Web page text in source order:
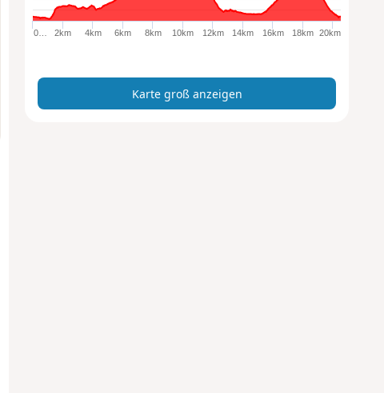
o
ß
z
i
0… 2km 4km 6km 8km 10km 12km 14km 16km 18km 20km
Karte groß anzeigen